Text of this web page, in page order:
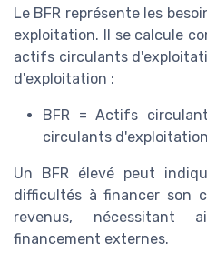
Le BFR représente les
exploitation. Il se calcule
actifs circulants
d'exploitation :
BFR = Actifs
circulants d'exploitation
Un BFR élevé peut
difficultés à financer son
revenus, nécessitant
financement externes.